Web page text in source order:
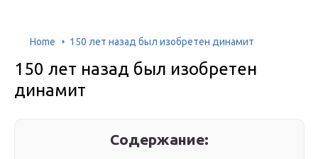
Home 150 лет назад был изобретен динамит
150 лет назад был изобретен
динамит
Содержание: